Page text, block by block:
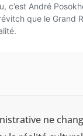
ne